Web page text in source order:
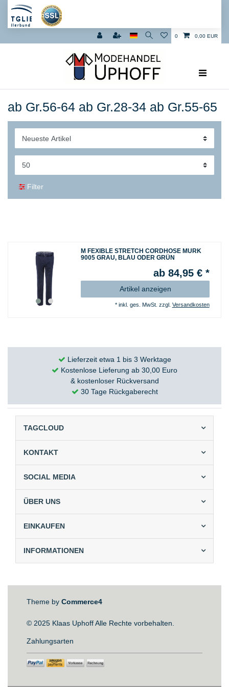
0 0,00 EUR
ab Gr.56-64 ab Gr.28-34 ab Gr.55-65
Filter
M FEXIBLE STRETCH CORDHOSE MURK
9005 GRAU, BLAU ODER GRÜN
ab 84,95 € *
Artikel anzeigen
* inkl. ges. MwSt. zzgl. Versandkosten
Lieferzeit etwa 1 bis 3 Werktage
Kostenlose Lieferung ab 30,00 Euro
& kostenloser Rückversand
30 Tage Rückgaberecht
TAGCLOUD
KONTAKT
SOCIAL MEDIA
ÜBER UNS
EINKAUFEN
INFORMATIONEN
Theme by Commerce4
© 2025 Klaas Uphoff Alle Rechte vorbehalten.
Zahlungsarten